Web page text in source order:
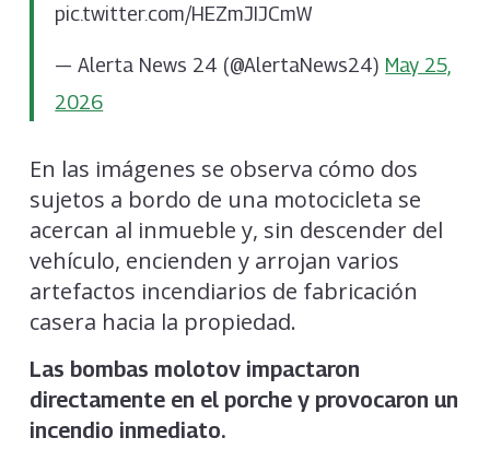
pic.twitter.com/HEZmJIJCmW
— Alerta News 24 (@AlertaNews24) May 25,
2026
En las imágenes se observa cómo dos
sujetos a bordo de una motocicleta se
acercan al inmueble y, sin descender del
vehículo, encienden y arrojan varios
artefactos incendiarios de fabricación
casera hacia la propiedad.
Las bombas molotov impactaron
directamente en el porche y provocaron un
incendio inmediato.